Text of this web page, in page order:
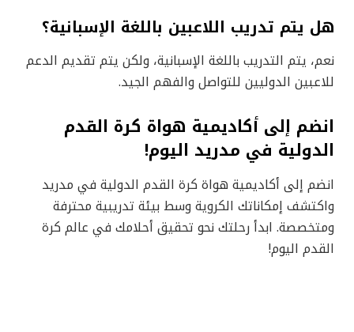
هل يتم تدريب اللاعبين باللغة الإسبانية؟
نعم، يتم التدريب باللغة الإسبانية، ولكن يتم تقديم الدعم
للاعبين الدوليين للتواصل والفهم الجيد.
انضم إلى أكاديمية هواة كرة القدم
الدولية في مدريد اليوم!
انضم إلى أكاديمية هواة كرة القدم الدولية في مدريد
واكتشف إمكاناتك الكروية وسط بيئة تدريبية محترفة
ومتخصصة. ابدأ رحلتك نحو تحقيق أحلامك في عالم كرة
القدم اليوم!